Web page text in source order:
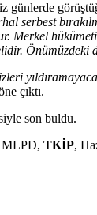
günlerde
serbest
Önümüzdeki
çıktı.
son buldu.
MLPD, TKİP,